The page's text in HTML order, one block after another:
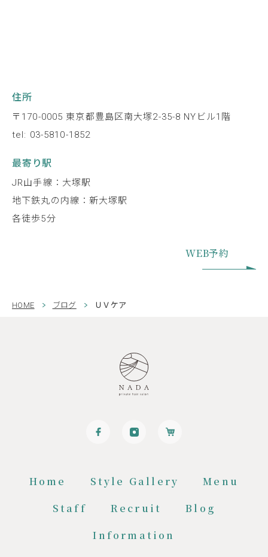
住所
〒170-0005 東京都豊島区南大塚2-35-8 NYビル1階
tel: 03-5810-1852
最寄り駅
JR山手線：大塚駅
地下鉄丸の内線：新大塚駅
各徒歩5分
WEB予約
HOME ブログ ＵＶケア
Home Style Gallery
Menu
Staff
Recruit
Blog
Information